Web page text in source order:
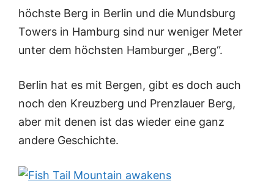
höchste Berg in Berlin und die Mundsburg
Towers in Hamburg sind nur weniger Meter
unter dem höchsten Hamburger „Berg“.
Berlin hat es mit Bergen, gibt es doch auch
noch den Kreuzberg und Prenzlauer Berg,
aber mit denen ist das wieder eine ganz
andere Geschichte.